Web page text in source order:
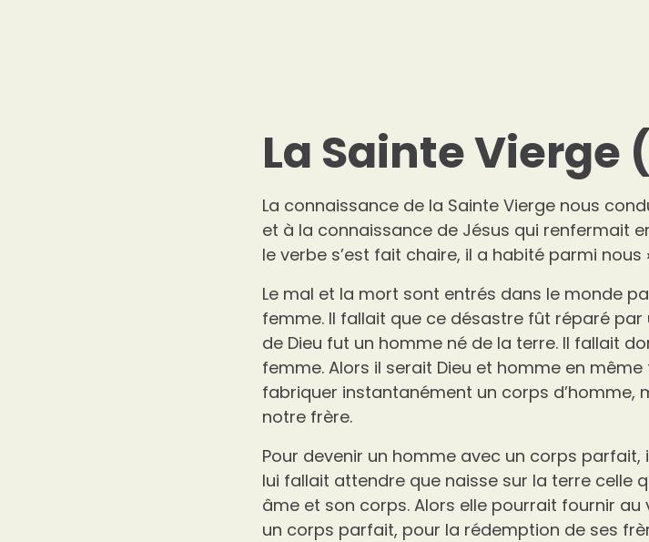
La Sainte Vierge
La connaissance de la Sainte Vierge nous
et à la connaissance de Jésus qui renfermait
le verbe s’est fait chaire, il a habité parmi nous
Le mal et la mort sont entrés dans le monde
femme. Il fallait que ce désastre fût réparé
de Dieu fut un homme né de la terre. Il fallait
femme. Alors il serait Dieu et homme en même
fabriquer instantanément un corps d’homme,
notre frère.
Pour devenir un homme avec un corps
lui fallait attendre que naisse sur la terre celle
âme et son corps. Alors elle pourrait fournir
un corps parfait, pour la rédemption de ses